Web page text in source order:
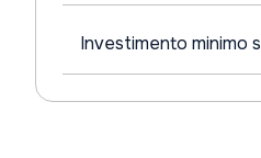
Investimento minimo